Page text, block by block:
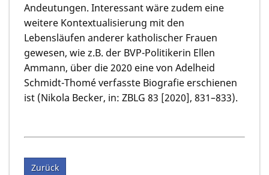
Andeutungen. Interessant wäre zudem eine
weitere Kontextualisierung mit den
Lebensläufen anderer katholischer Frauen
gewesen, wie z.B. der BVP-Politikerin Ellen
Ammann, über die 2020 eine von Adelheid
Schmidt-Thomé verfasste Biografie erschienen
ist (Nikola Becker, in: ZBLG 83 [2020], 831–833).
Zurück